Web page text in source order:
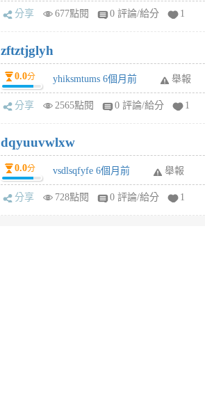
分享 677點閱 0 評論/給分 1
zftztjglyh
0.0分 yhiksmtums 6個月前 舉報
分享 2565點閱 0 評論/給分 1
dqyuuvwlxw
0.0分 vsdlsqfyfe 6個月前 舉報
分享 728點閱 0 評論/給分 1